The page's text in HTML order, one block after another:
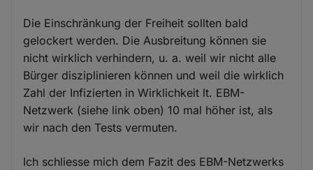
Die Einschränkung der Freiheit sollten bald
gelockert werden. Die Ausbreitung können sie
nicht wirklich verhindern, u. a. weil wir nicht alle
Bürger disziplinieren können und weil die wirklich
Zahl der Infizierten in Wirklichkeit lt. EBM-
Netzwerk (siehe link oben) 10 mal höher ist, als
wir nach den Tests vermuten.
Ich schliesse mich dem Fazit des EBM-Netzwerks